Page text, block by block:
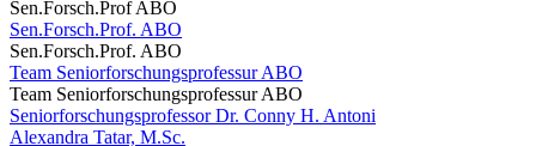
Sen.Forsch.Prof ABO
Sen.Forsch.Prof. ABO
Sen.Forsch.Prof. ABO
Team Seniorforschungsprofessur ABO
Team Seniorforschungsprofessur ABO
Seniorforschungsprofessor Dr. Conny H. Antoni
Alexandra Tatar, M.Sc.